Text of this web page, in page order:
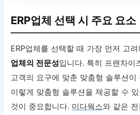
ERP업체 선택 시 주요 요소
ERP업체를 선택할 때 가장 먼저 고
업체의 전문성입니다. 특히 프랜차이
고객의 요구에 맞춘 맞춤형 솔루션이
이렇게 맞춤형 솔루션을 제공할 수
것이 중요합니다. 미다웍스와 같은